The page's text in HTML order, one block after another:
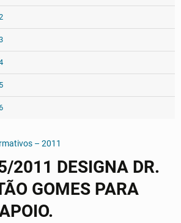
– 2011
2011 DESIGNA DR.
GOMES PARA